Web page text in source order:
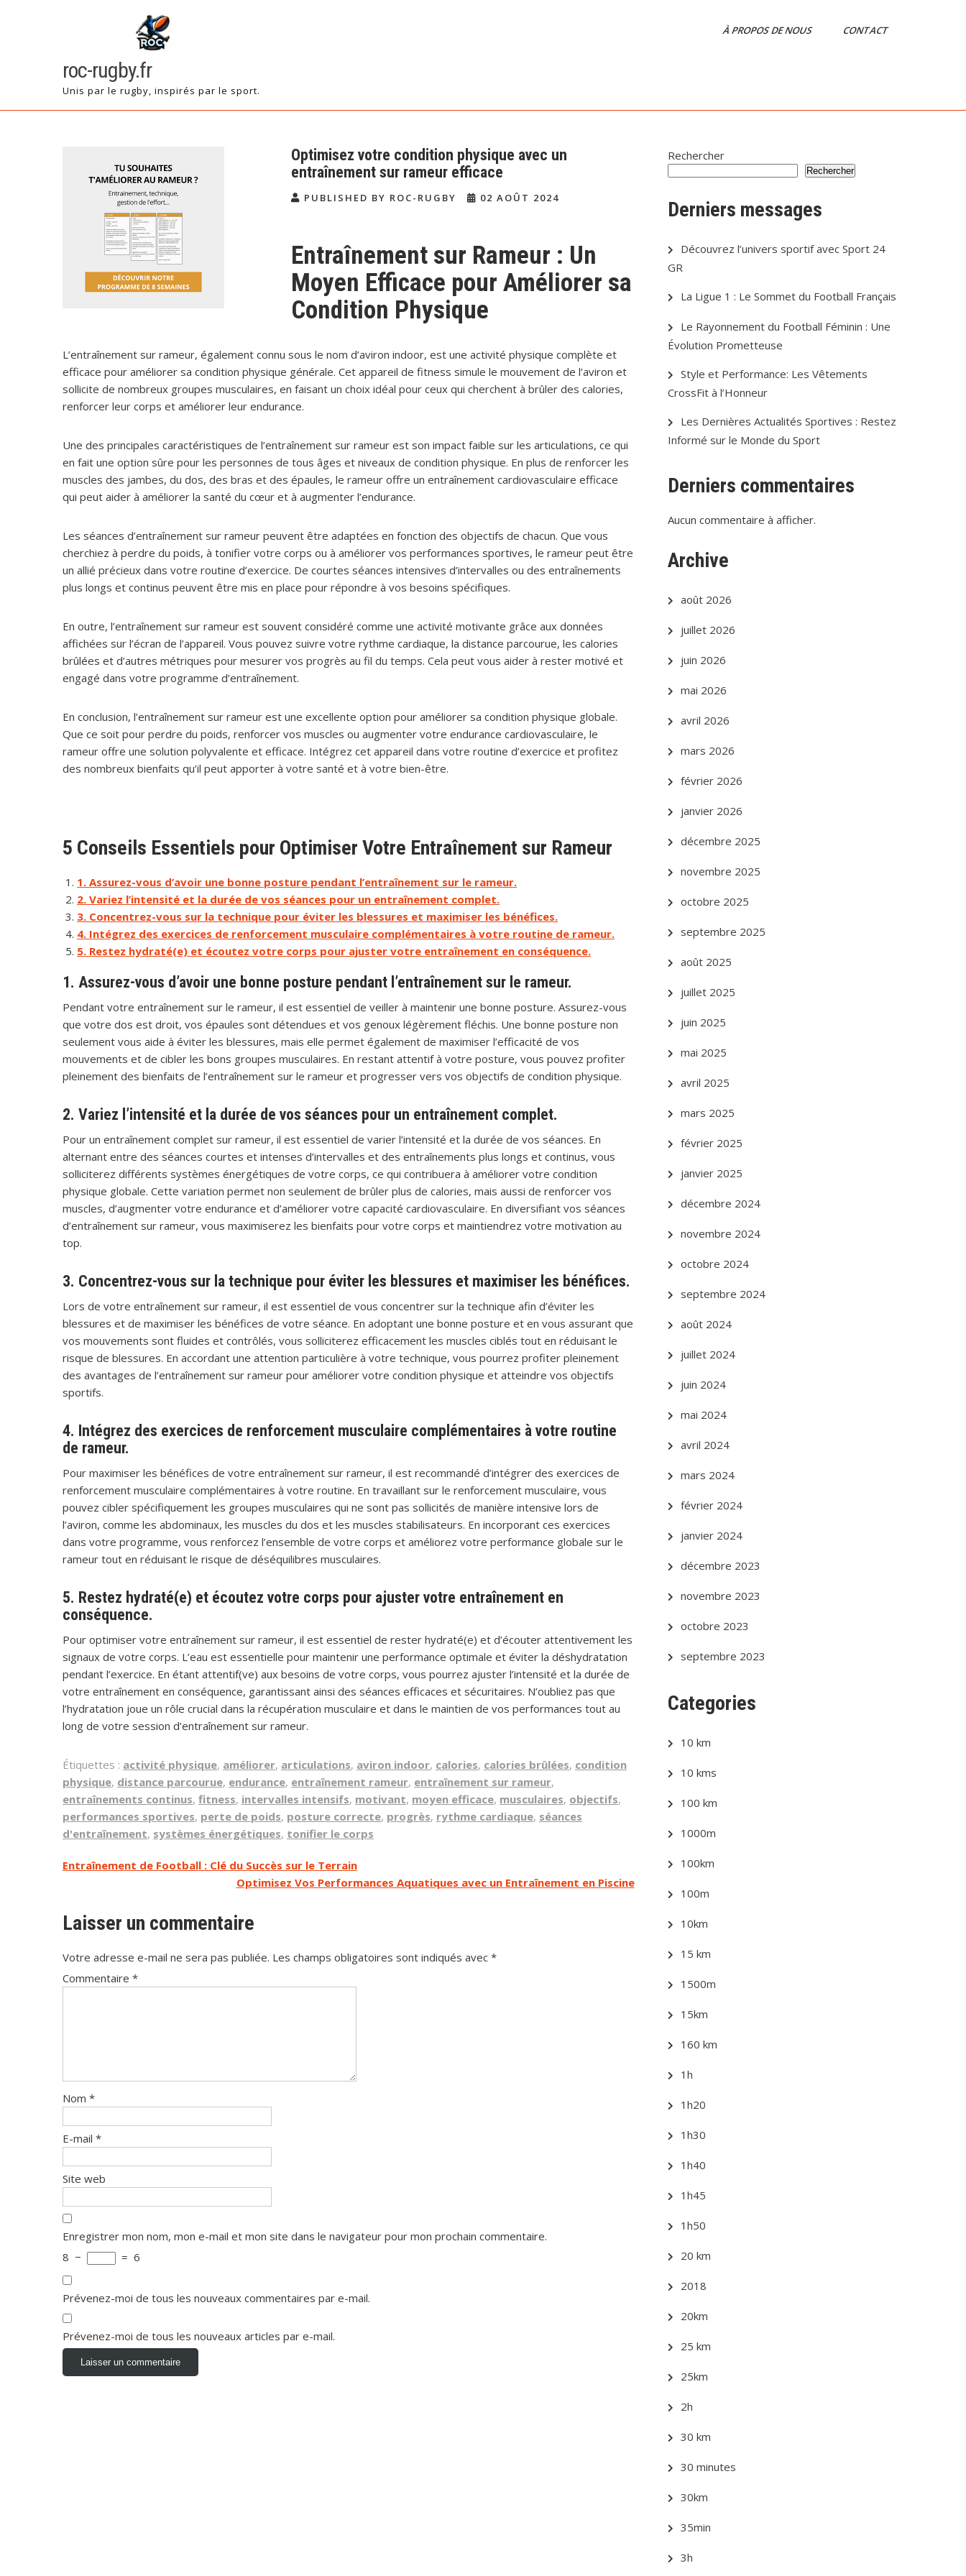
roc-rugby.fr
Unis par le rugby, inspirés par le sport.
À PROPOS DE NOUS CONTACT
Optimisez votre condition physique avec un
entraînement sur rameur efficace
PUBLISHED BY ROC-RUGBY 02 AOÛT 2024
Entraînement sur Rameur : Un
Moyen Efficace pour Améliorer sa
Condition Physique
L’entraînement sur rameur, également connu sous le nom d’aviron indoor, est une activité physique complète et
efficace pour améliorer sa condition physique générale. Cet appareil de fitness simule le mouvement de l’aviron et
sollicite de nombreux groupes musculaires, en faisant un choix idéal pour ceux qui cherchent à brûler des calories,
renforcer leur corps et améliorer leur endurance.
Une des principales caractéristiques de l’entraînement sur rameur est son impact faible sur les articulations, ce qui
en fait une option sûre pour les personnes de tous âges et niveaux de condition physique. En plus de renforcer les
muscles des jambes, du dos, des bras et des épaules, le rameur offre un entraînement cardiovasculaire efficace
qui peut aider à améliorer la santé du cœur et à augmenter l’endurance.
Les séances d’entraînement sur rameur peuvent être adaptées en fonction des objectifs de chacun. Que vous
cherchiez à perdre du poids, à tonifier votre corps ou à améliorer vos performances sportives, le rameur peut être
un allié précieux dans votre routine d’exercice. De courtes séances intensives d’intervalles ou des entraînements
plus longs et continus peuvent être mis en place pour répondre à vos besoins spécifiques.
En outre, l’entraînement sur rameur est souvent considéré comme une activité motivante grâce aux données
affichées sur l’écran de l’appareil. Vous pouvez suivre votre rythme cardiaque, la distance parcourue, les calories
brûlées et d’autres métriques pour mesurer vos progrès au fil du temps. Cela peut vous aider à rester motivé et
engagé dans votre programme d’entraînement.
En conclusion, l’entraînement sur rameur est une excellente option pour améliorer sa condition physique globale.
Que ce soit pour perdre du poids, renforcer vos muscles ou augmenter votre endurance cardiovasculaire, le
rameur offre une solution polyvalente et efficace. Intégrez cet appareil dans votre routine d’exercice et profitez
des nombreux bienfaits qu’il peut apporter à votre santé et à votre bien-être.
5 Conseils Essentiels pour Optimiser Votre Entraînement sur Rameur
1. Assurez-vous d’avoir une bonne posture pendant l’entraînement sur le rameur.
2. Variez l’intensité et la durée de vos séances pour un entraînement complet.
3. Concentrez-vous sur la technique pour éviter les blessures et maximiser les bénéfices.
4. Intégrez des exercices de renforcement musculaire complémentaires à votre routine de rameur.
5. Restez hydraté(e) et écoutez votre corps pour ajuster votre entraînement en conséquence.
1. Assurez-vous d’avoir une bonne posture pendant l’entraînement sur le rameur.
Pendant votre entraînement sur le rameur, il est essentiel de veiller à maintenir une bonne posture. Assurez-vous
que votre dos est droit, vos épaules sont détendues et vos genoux légèrement fléchis. Une bonne posture non
seulement vous aide à éviter les blessures, mais elle permet également de maximiser l’efficacité de vos
mouvements et de cibler les bons groupes musculaires. En restant attentif à votre posture, vous pouvez profiter
pleinement des bienfaits de l’entraînement sur le rameur et progresser vers vos objectifs de condition physique.
2. Variez l’intensité et la durée de vos séances pour un entraînement complet.
Pour un entraînement complet sur rameur, il est essentiel de varier l’intensité et la durée de vos séances. En
alternant entre des séances courtes et intenses d’intervalles et des entraînements plus longs et continus, vous
solliciterez différents systèmes énergétiques de votre corps, ce qui contribuera à améliorer votre condition
physique globale. Cette variation permet non seulement de brûler plus de calories, mais aussi de renforcer vos
muscles, d’augmenter votre endurance et d’améliorer votre capacité cardiovasculaire. En diversifiant vos séances
d’entraînement sur rameur, vous maximiserez les bienfaits pour votre corps et maintiendrez votre motivation au
top.
3. Concentrez-vous sur la technique pour éviter les blessures et maximiser les bénéfices.
Lors de votre entraînement sur rameur, il est essentiel de vous concentrer sur la technique afin d’éviter les
blessures et de maximiser les bénéfices de votre séance. En adoptant une bonne posture et en vous assurant que
vos mouvements sont fluides et contrôlés, vous solliciterez efficacement les muscles ciblés tout en réduisant le
risque de blessures. En accordant une attention particulière à votre technique, vous pourrez profiter pleinement
des avantages de l’entraînement sur rameur pour améliorer votre condition physique et atteindre vos objectifs
sportifs.
4. Intégrez des exercices de renforcement musculaire complémentaires à votre routine
de rameur.
Pour maximiser les bénéfices de votre entraînement sur rameur, il est recommandé d’intégrer des exercices de
renforcement musculaire complémentaires à votre routine. En travaillant sur le renforcement musculaire, vous
pouvez cibler spécifiquement les groupes musculaires qui ne sont pas sollicités de manière intensive lors de
l’aviron, comme les abdominaux, les muscles du dos et les muscles stabilisateurs. En incorporant ces exercices
dans votre programme, vous renforcez l’ensemble de votre corps et améliorez votre performance globale sur le
rameur tout en réduisant le risque de déséquilibres musculaires.
5. Restez hydraté(e) et écoutez votre corps pour ajuster votre entraînement en
conséquence.
Pour optimiser votre entraînement sur rameur, il est essentiel de rester hydraté(e) et d’écouter attentivement les
signaux de votre corps. L’eau est essentielle pour maintenir une performance optimale et éviter la déshydratation
pendant l’exercice. En étant attentif(ve) aux besoins de votre corps, vous pourrez ajuster l’intensité et la durée de
votre entraînement en conséquence, garantissant ainsi des séances efficaces et sécuritaires. N’oubliez pas que
l’hydratation joue un rôle crucial dans la récupération musculaire et dans le maintien de vos performances tout au
long de votre session d’entraînement sur rameur.
Étiquettes : activité physique, améliorer, articulations, aviron indoor, calories, calories brûlées, condition
physique, distance parcourue, endurance, entraînement rameur, entraînement sur rameur,
entraînements continus, fitness, intervalles intensifs, motivant, moyen efficace, musculaires, objectifs,
performances sportives, perte de poids, posture correcte, progrès, rythme cardiaque, séances
d'entraînement, systèmes énergétiques, tonifier le corps
Navigation
l’article
Entraînement de Football : Clé du Succès sur le Terrain
Optimisez Vos Performances Aquatiques avec un Entraînement en Piscine
Laisser un commentaire
Votre adresse e-mail ne sera pas publiée. Les champs obligatoires sont indiqués avec *
Commentaire *
Nom *
E-mail *
Site web
Enregistrer mon nom, mon e-mail et mon site dans le navigateur pour mon prochain commentaire.
8 − = 6
Prévenez-moi de tous les nouveaux commentaires par e-mail.
Prévenez-moi de tous les nouveaux articles par e-mail.
Rechercher
Rechercher
Derniers messages
Découvrez l’univers sportif avec Sport 24
GR
La Ligue 1 : Le Sommet du Football Français
Le Rayonnement du Football Féminin : Une
Évolution Prometteuse
Style et Performance: Les Vêtements
CrossFit à l’Honneur
Les Dernières Actualités Sportives : Restez
Informé sur le Monde du Sport
Derniers commentaires
Aucun commentaire à afficher.
Archive
août 2026
juillet 2026
juin 2026
mai 2026
avril 2026
mars 2026
février 2026
janvier 2026
décembre 2025
novembre 2025
octobre 2025
septembre 2025
août 2025
juillet 2025
juin 2025
mai 2025
avril 2025
mars 2025
février 2025
janvier 2025
décembre 2024
novembre 2024
octobre 2024
septembre 2024
août 2024
juillet 2024
juin 2024
mai 2024
avril 2024
mars 2024
février 2024
janvier 2024
décembre 2023
novembre 2023
octobre 2023
septembre 2023
Categories
10 km
10 kms
100 km
1000m
100km
100m
10km
15 km
1500m
15km
160 km
1h
1h20
1h30
1h40
1h45
1h50
20 km
2018
20km
25 km
25km
2h
30 km
30 minutes
30km
35min
3h